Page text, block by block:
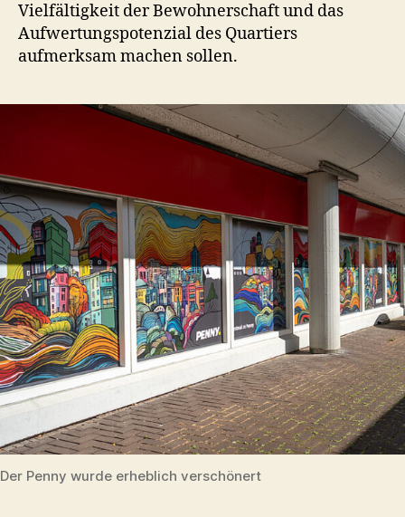
Vielfältigkeit der Bewohnerschaft und das
Aufwertungspotenzial des Quartiers
aufmerksam machen sollen.
Der Penny wurde erheblich verschönert